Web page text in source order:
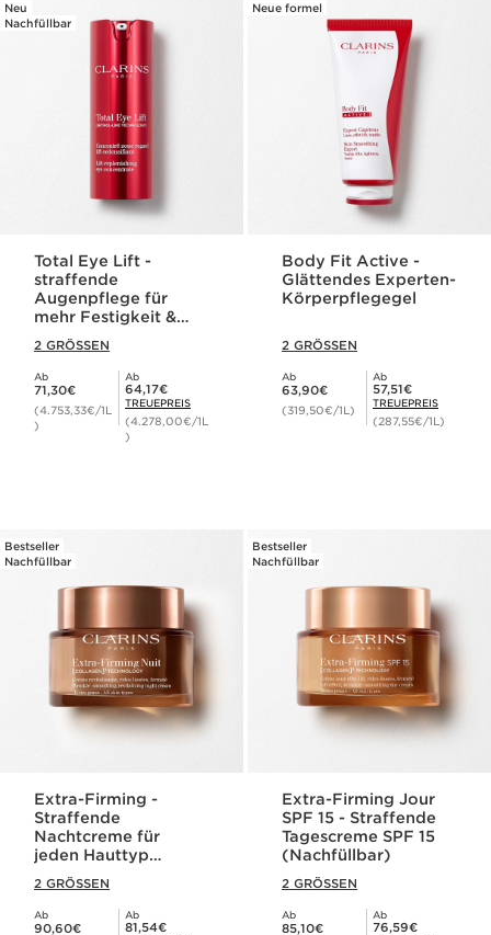
Neu
Nachfüllbar
Total Eye Lift -
straffende
Augenpflege für
mehr Festigkeit &
Hautdichte
2 GRÖSSEN
Ab
Aktueller Preis 71,30€
71,30€
(4.753,33€/1L
)
Ab
Mitgliederpreis 64,17€
64,17€
TREUEPREIS
(4.278,00€/1L
)
Neue formel
Body Fit Active -
Glättendes Experten-
Körperpflegegel
2 GRÖSSEN
Ab
Aktueller Preis 63,90€
63,90€
(319,50€/1L)
Ab
Mitgliederpreis 57,51€
57,51€
TREUEPREIS
(287,55€/1L)
Bestseller
Nachfüllbar
Extra-Firming -
Straffende
Nachtcreme für
jeden Hauttyp
(nachfüllbar)
2 GRÖSSEN
Ab
Aktueller Preis 90,60€
90,60€
Ab
Mitgliederpreis 81,54€
81,54€
Bestseller
Nachfüllbar
Extra-Firming Jour
SPF 15 - Straffende
Tagescreme SPF 15
(Nachfüllbar)
2 GRÖSSEN
Ab
Aktueller Preis 85,10€
85,10€
Ab
Mitgliederpreis 76,59€
76,59€